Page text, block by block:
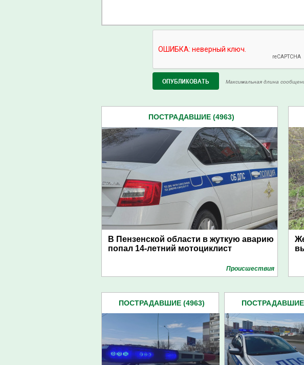
Максимальная длина
ПОСТРАДАВШИЕ (4963)
В Пензенской области в жуткую аварию
попал 14-летний мотоциклист
Проиcшествия
ПОСТРАДАВШИЕ (4963) ПОСТРАДАВШИЕ